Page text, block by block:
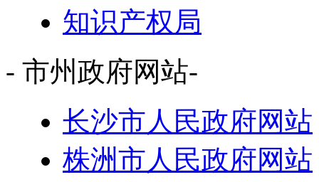
知识产权局
- 市州政府网站-
长沙市人民政府网站
株洲市人民政府网站